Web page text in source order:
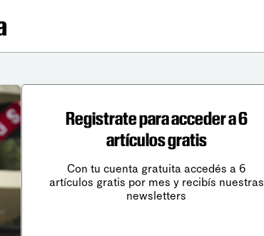
Registrate para acceder a 6
artículos gratis
Con tu cuenta gratuita accedés a 6
artículos gratis por mes y recibís nuestras
newsletters